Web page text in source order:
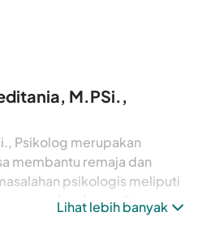
M.PSi.,
Psikolog merupakan
membantu remaja dan
psikologis meliputi
dan depresi),
dan pasangan),
Lihat lebih banyak